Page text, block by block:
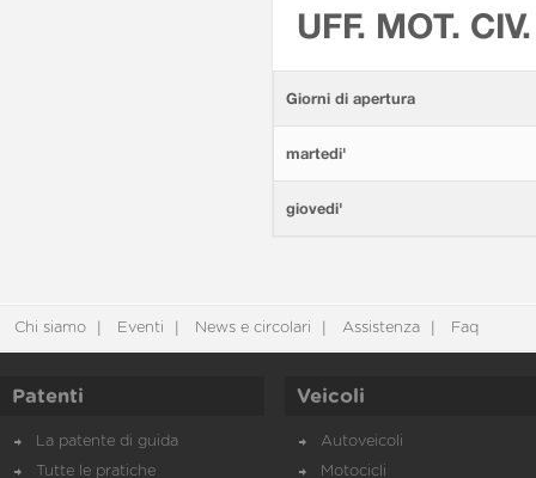
UFF. MOT.
Giorni di apertura
martedi'
giovedi'
Chi siamo Eventi News e circolari Assistenza Faq
Patenti
La patente di guida
Tutte le pratiche
Veicoli
Autoveicoli
Motocicli